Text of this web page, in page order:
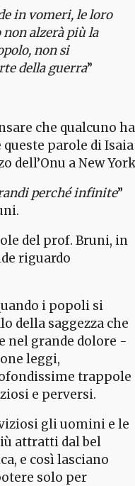
in vomeri, le loro
alzerà più la
non si
della guerra”
che qualcuno ha
parole di Isaia
dell’Onu a New
perché infinite”
del prof. Bruni, in
riguardo
i popoli si
della saggezza che
nel grande dolore -
leggi,
trappole
e perversi.
gli uomini e le
attratti dal bel
e così lasciano
solo per